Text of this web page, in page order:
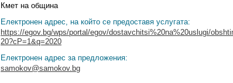
Кмет на община
Електронен адрес, на който се предоставя услугата:
https://egov.bg/wps/portal/egov/dostavchitsi%20na%20uslugi/
20?cP=1&q=2020
Електронен адрес за предложения:
samokov@samokov.bg